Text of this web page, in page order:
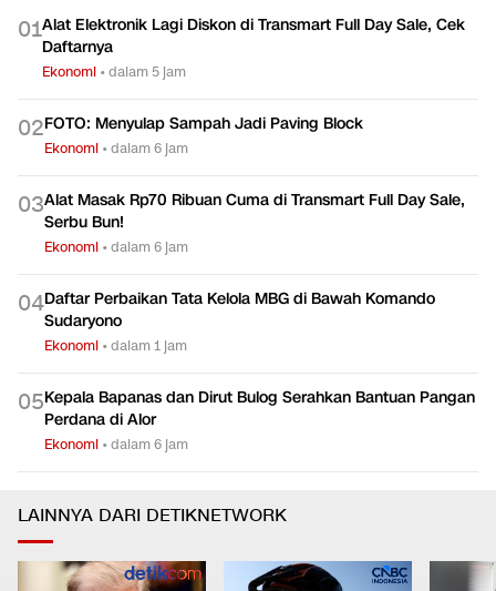
01Alat Elektronik Lagi Diskon di Transmart Full Day Sale, Cek
Daftarnya
Ekonomi •dalam 5 jam
02FOTO: Menyulap Sampah Jadi Paving Block
Ekonomi •dalam 6 jam
03Alat Masak Rp70 Ribuan Cuma di Transmart Full Day Sale,
Serbu Bun!
Ekonomi •dalam 6 jam
04Daftar Perbaikan Tata Kelola MBG di Bawah Komando
Sudaryono
Ekonomi •dalam 1 jam
05Kepala Bapanas dan Dirut Bulog Serahkan Bantuan Pangan
Perdana di Alor
Ekonomi •dalam 6 jam
LAINNYA DARI DETIKNETWORK